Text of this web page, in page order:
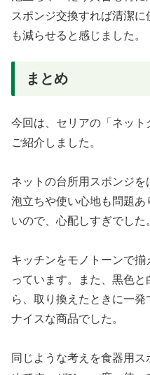
スポンジ交換すれば清潔
も減らせると感じました。
まとめ
今回は、セリアの「ネッ
ご紹介しました。
ネットの台所用スポンジ
泡立ちや使い心地も問題
いので、心配しすぎでした
キッチンをモノトーンで
っています。また、黒色
ら、取り換えたときに一
ナイスな商品でした。
同じような考えを食器用